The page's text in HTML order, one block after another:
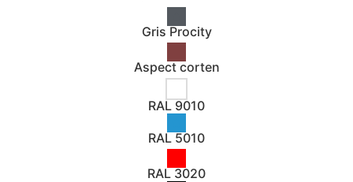
Gris Procity
Aspect corten
RAL 9010
RAL 5010
RAL 3020